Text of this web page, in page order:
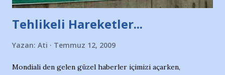
Tehlikeli Hareketler...
Yazan: Ati Temmuz 12, 2009
Mondiali den gelen güzel haberler içimizi açarken,